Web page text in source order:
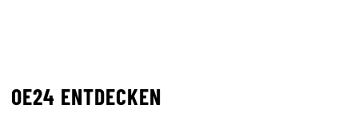
OE24 ENTDECKEN